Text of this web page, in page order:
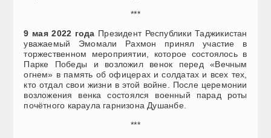
***
9 мая 2022 года Президент Республики Таджикистан
уважаемый Эмомали Рахмон принял участие в
торжественном мероприятии, которое состоялось в
Парке Победы и возложил венок перед «Вечным
огнем» в память об офицерах и солдатах и всех тех,
кто отдал свои жизни в этой войне. После церемонии
возложения венка состоялся военный парад роты
почётного караула гарнизона Душанбе.
***